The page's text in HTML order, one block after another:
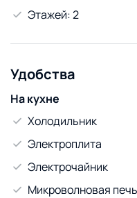
Этажей: 2
Удобства
На кухне
Холодильник
Электроплита
Электрочайник
Микроволновая печь